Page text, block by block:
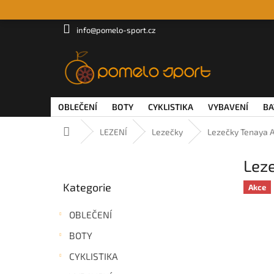
info@pomelo-sport.cz
OBLEČENÍ BOTY CYKLISTIKA VYBAVENÍ
Domů LEZENÍ Lezečky Lezečky Tenaya
kategorie
Kategorie
OBLEČENÍ
BOTY
CYKLISTIKA
Akce